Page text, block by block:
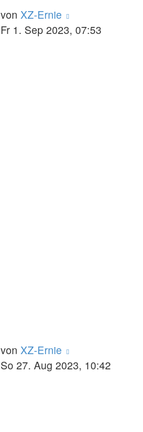
von XZ-Ernie
Fr 1. Sep 2023, 07:53
von XZ-Ernie
So 27. Aug 2023, 10:42